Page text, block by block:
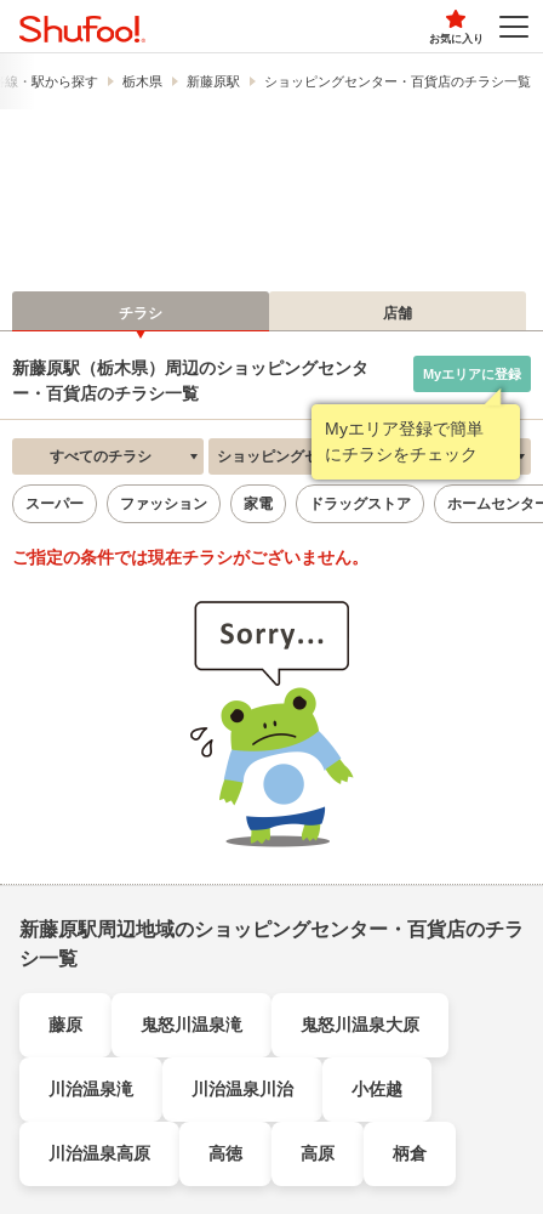
お気に入り
線・駅から探す 栃木県 新藤原駅 ショッピングセンター・百貨店のチラシ一覧
チラシ 店舗
新藤原駅（栃木県）周辺のショッピングセンタ
ー・百貨店のチラシ一覧
Myエリア登録で簡単
にチラシをチェック
Myエリアに登録
すべてのチラシ ショッピングセンター・百貨店 新着順
スーパー ファッション 家電 ドラッグストア ホームセンタ
ご指定の条件では現在チラシがございません。
新藤原駅周辺地域のショッピングセンター・百貨店のチラ
シ一覧
藤原 鬼怒川温泉滝 鬼怒川温泉大原
川治温泉滝 川治温泉川治 小佐越
川治温泉高原 高徳 高原 柄倉